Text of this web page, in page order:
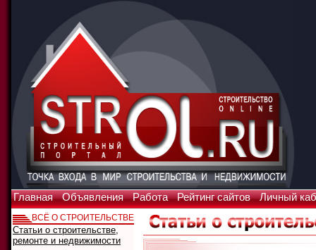
Главная Объявления Работа Рейтинг сайтов Личный
ВСЁ О СТРОИТЕЛЬСТВЕ
Статьи о строительстве,
ремонте и недвижимости